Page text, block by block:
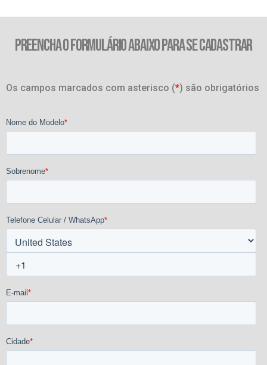
PREENCHA O FORMULÁRIO ABAIXO PARA SE CADASTRAR
Os campos marcados com asterisco (*) são obrigatórios